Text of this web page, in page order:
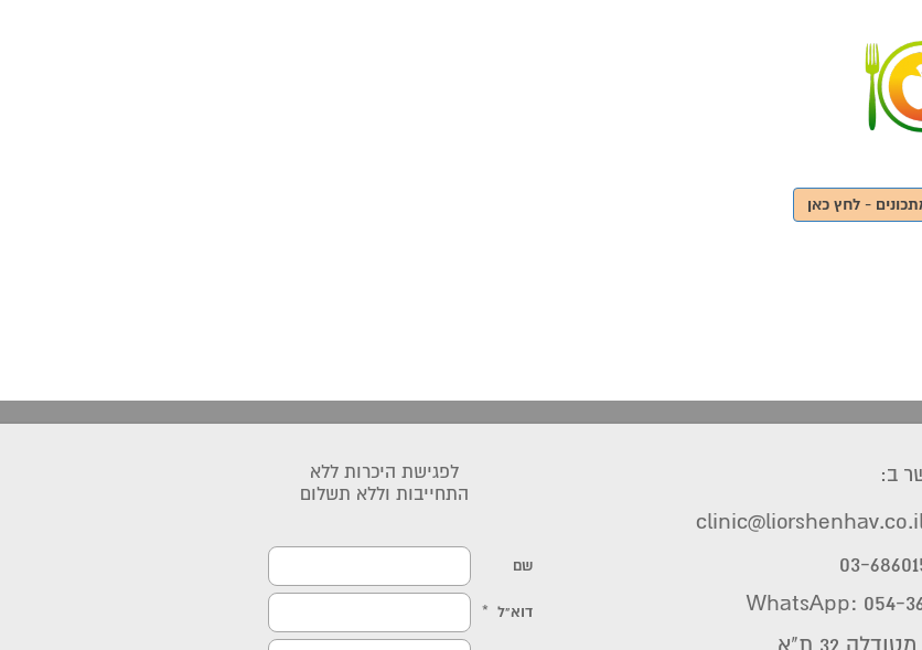
- לחץ כאן
לפגישת היכרות ללא
התחייבות וללא תשלום
ב:
WhatsApp: 054-